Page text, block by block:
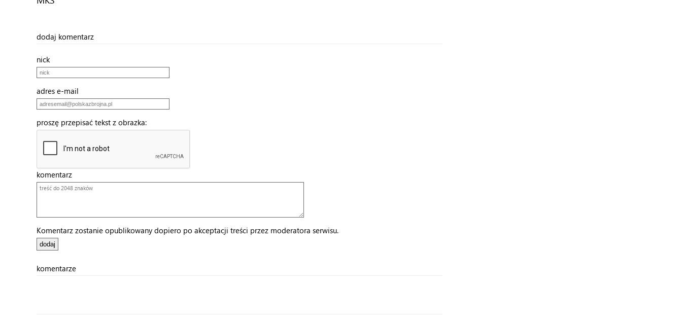
dodaj komentarz
nick
adres e-mail
proszę przepisać tekst z obrazka:
komentarz
Komentarz zostanie opublikowany dopiero po akceptacji treści przez moderatora serwisu.
komentarze